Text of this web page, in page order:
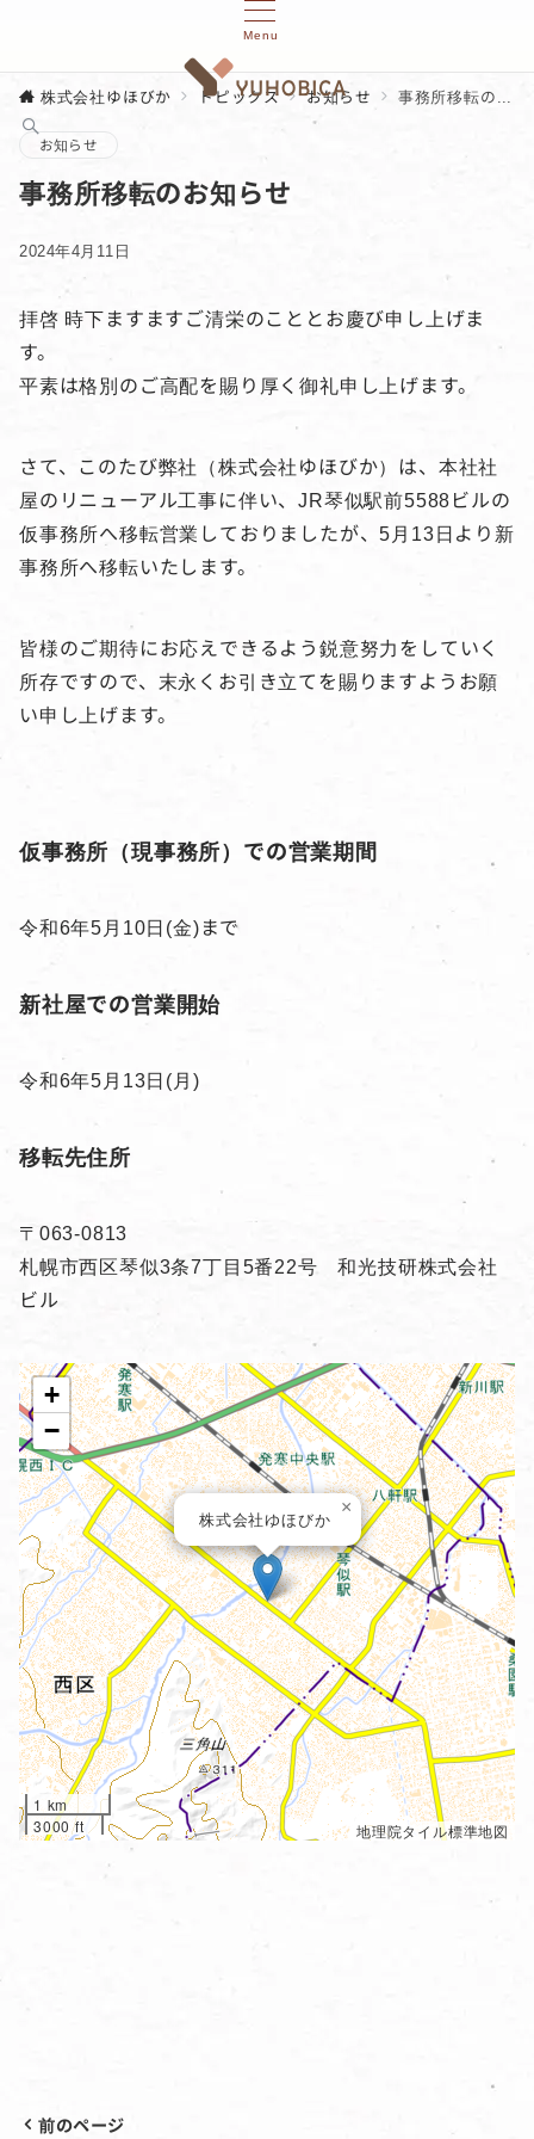
Menu
株式会社ゆほびか トピックス お知らせ 事務所移転のお知らせ
お知らせ
事務所移転のお知らせ
2024年4月11日
拝啓 時下ますますご清栄のこととお慶び申し上げま
す。
平素は格別のご高配を賜り厚く御礼申し上げます。
さて、このたび弊社（株式会社ゆほびか）は、本社社
屋のリニューアル工事に伴い、JR琴似駅前5588ビルの
仮事務所へ移転営業しておりましたが、5月13日より新
事務所へ移転いたします。
皆様のご期待にお応えできるよう鋭意努力をしていく
所存ですので、末永くお引き立てを賜りますようお願
い申し上げます。
仮事務所（現事務所）での営業期間
令和6年5月10日(金)まで
新社屋での営業開始
令和6年5月13日(月)
移転先住所
〒063-0813
札幌市西区琴似3条7丁目5番22号 和光技研株式会社
ビル
株式会社ゆほびか
×
+
−
1 km
3000 ft
地理院タイル標準地図
前のページ